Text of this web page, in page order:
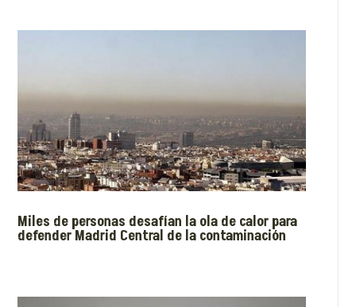
Miles de personas desafían la ola de calor para
defender Madrid Central de la contaminación